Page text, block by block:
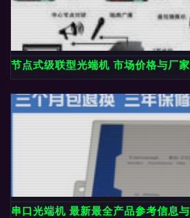
节点式级联型光端机 市场价格与厂
串口光端机 最新最全产品参考信息